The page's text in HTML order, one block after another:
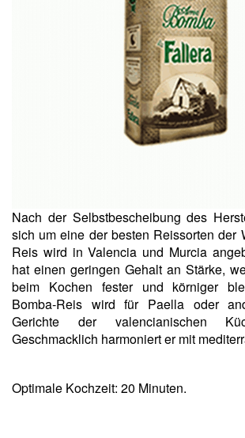
Nach der Selbstbescheibung des
sich um eine der besten Reissorten der
Reis wird in Valencia und Murcia
hat einen geringen Gehalt an Stärke,
beim Kochen fester und körniger
Bomba-Reis wird für Paella oder
Gerichte der valencianischen
Geschmacklich harmoniert er mit
Optimale Kochzeit: 20 Minuten.